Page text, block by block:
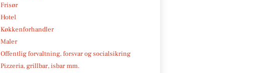
Frisør
Hotel
Køkkenforhandler
Maler
Offentlig forvaltning, forsvar og socialsikring
Pizzeria, grillbar, isbar mm.